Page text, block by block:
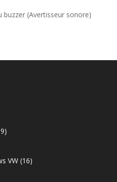
buzzer (Avertisseur sonore)
VW(16)